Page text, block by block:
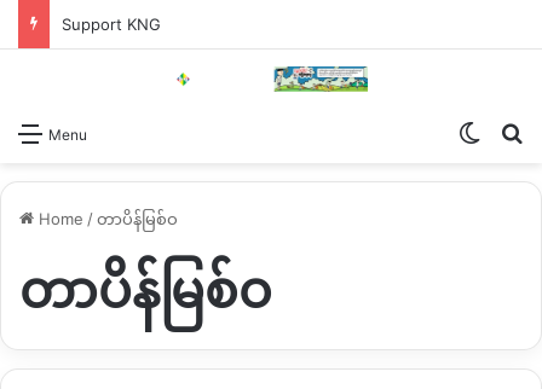
Support KNG
Menu
Home /တာပိန်မြစ်ဝ
တာပိန်မြစ်ဝ